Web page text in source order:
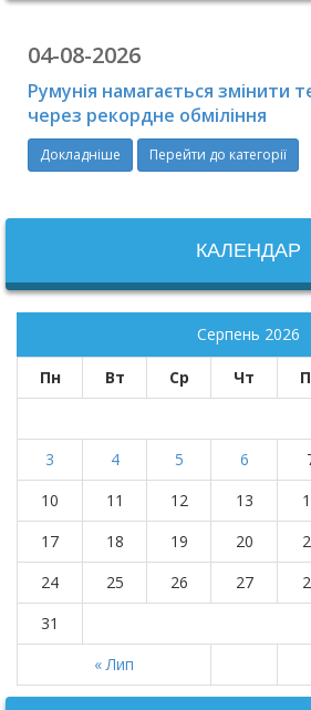
04-08-2026
Румунія намагається змінити
через рекордне обміління
Докладніше Перейти до категорії
КАЛЕНДАР
Серпень 2026
Пн Вт Ср Чт
« Лип
3
4 5 6
10
11 12 13
17
18 19 20
24
25 26 27
31